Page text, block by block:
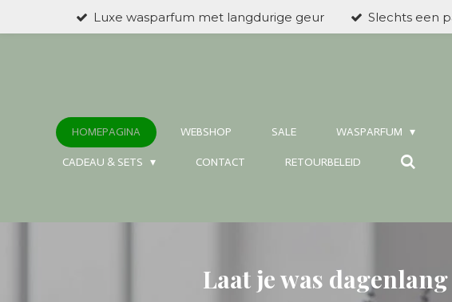
Luxe wasparfum met langdurige geur Slechts een
HOMEPAGINA WEBSHOP SALE WASPARFUM
CADEAU & SETS CONTACT RETOURBELEID
Laat je was